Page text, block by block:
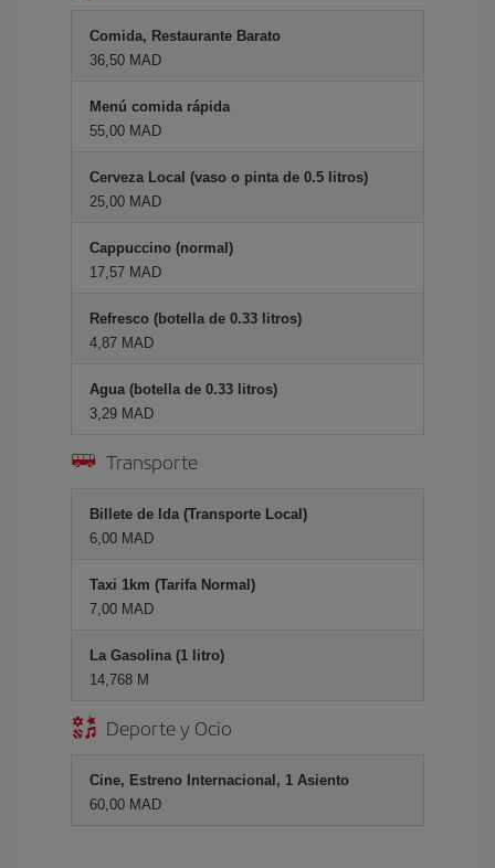
Comida, Restaurante Barato
36,50 MAD
Menú comida rápida
55,00 MAD
Cerveza Local (vaso o pinta de 0.5 litros)
25,00 MAD
Cappuccino (normal)
17,57 MAD
Refresco (botella de 0.33 litros)
4,87 MAD
Agua (botella de 0.33 litros)
3,29 MAD
Transporte
Billete de Ida (Transporte Local)
6,00 MAD
Taxi 1km (Tarifa Normal)
7,00 MAD
La Gasolina (1 litro)
14,768 M
Deporte y Ocio
Cine, Estreno Internacional, 1 Asiento
60,00 MAD